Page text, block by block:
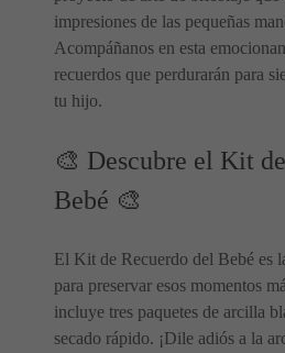
impresiones de las pequeñas
Acompáñanos en esta
recuerdos que perdurarán para
tu hijo.
🎨 Descubre el Kit
Bebé 🎨
El Kit de Recuerdo del Bebé es
para preservar esos momentos
incluye tres paquetes de arcilla
secado rápido. ¡Dile adiós a la